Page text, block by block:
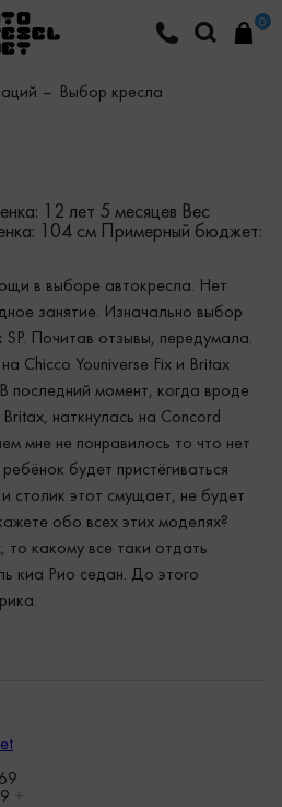
0
Выбор кресла
12 лет 5 месяцев Вес
104 см
Примерный бюджет:
в выборе автокресла. Нет
занятие. Изначально выбор
Почитав отзывы, передумала.
Chicco Youniverse Fix и Britax
последний момент, когда вроде
наткнулась на Concord
мне не понравилось то что нет
будет пристёгиваться
столик этот смущает, не будет
обо всех этих моделях?
то какому все таки отдать
киа Рио седан. До этого
+